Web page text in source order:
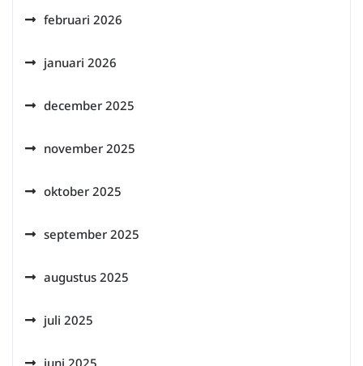
februari 2026
januari 2026
december 2025
november 2025
oktober 2025
september 2025
augustus 2025
juli 2025
juni 2025